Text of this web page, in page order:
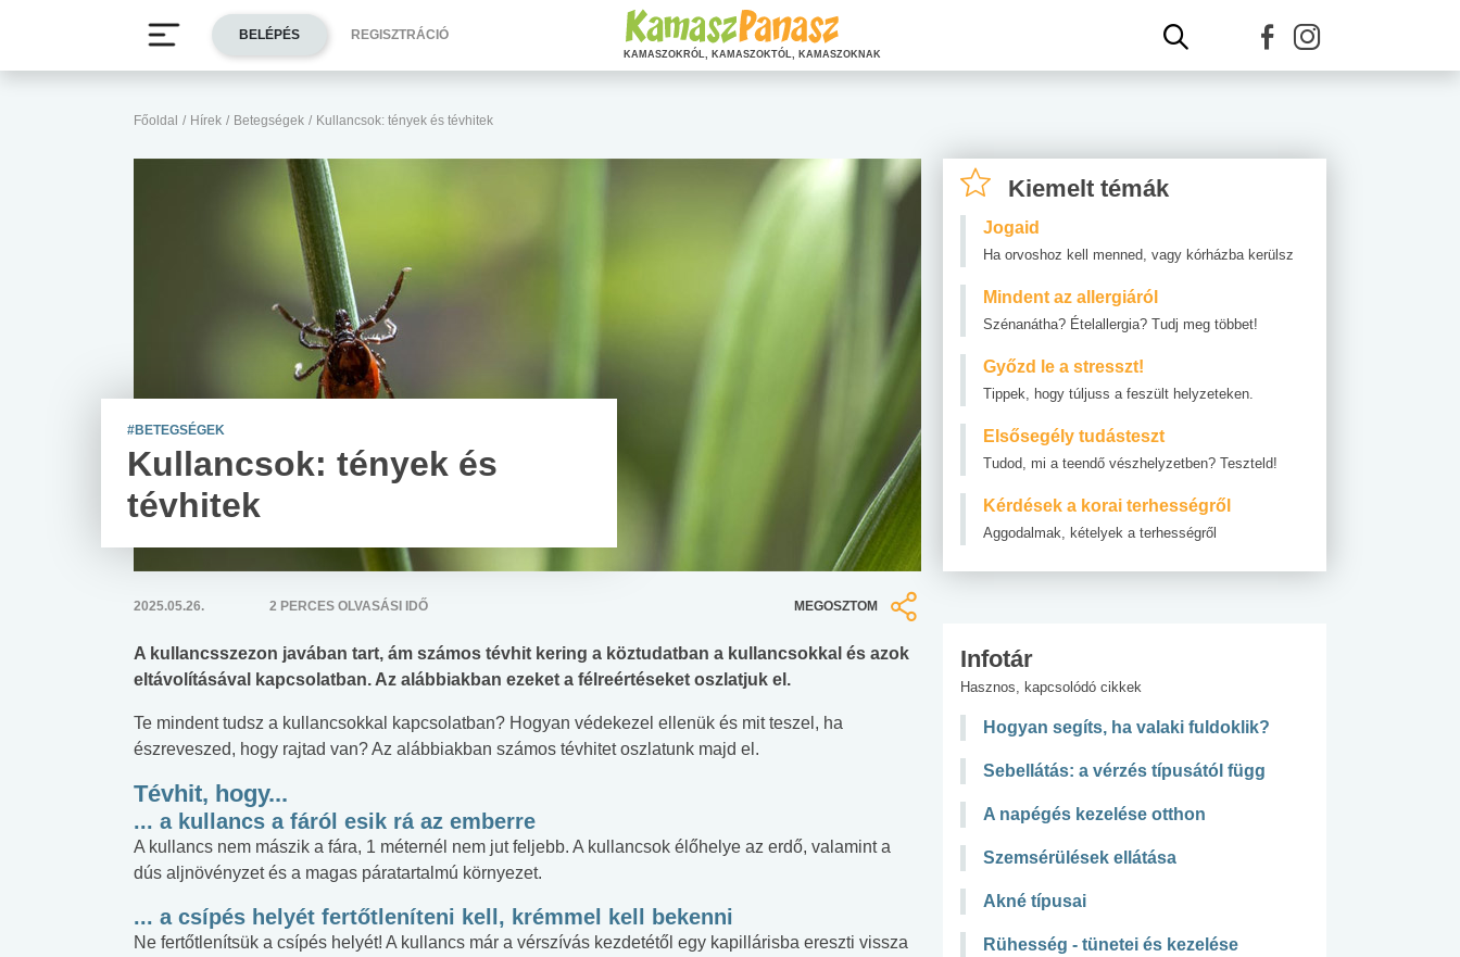
Főoldal / Hírek / Betegségek / Kullancsok: tények és tévhitek
#BETEGSÉGEK
Kullancsok: tények és
tévhitek
2025.05.26. 2 PERCES OLVASÁSI IDŐ MEGOSZTOM
A kullancsszezon javában tart, ám számos tévhit kering a köztudatban a kullancsokkal és azok
eltávolításával kapcsolatban. Az alábbiakban ezeket a félreértéseket oszlatjuk el.
Te mindent tudsz a kullancsokkal kapcsolatban? Hogyan védekezel ellenük és mit teszel, ha
észreveszed, hogy rajtad van? Az alábbiakban számos tévhitet oszlatunk majd el.
Tévhit, hogy...
... a kullancs a fáról esik rá az emberre
A kullancs nem mászik a fára, 1 méternél nem jut feljebb. A kullancsok élőhelye az erdő, valamint a
dús aljnövényzet és a magas páratartalmú környezet.
... a csípés helyét fertőtleníteni kell, krémmel kell bekenni
Ne fertőtlenítsük a csípés helyét! A kullancs már a vérszívás kezdetétől egy kapillárisba ereszti vissza
Kiemelt témák
Jogaid
Ha orvoshoz kell menned, vagy kórházba kerülsz
Mindent az allergiáról
Szénanátha? Ételallergia? Tudj meg többet!
Győzd le a stresszt!
Tippek, hogy túljuss a feszült helyzeteken.
Elsősegély tudásteszt
Tudod, mi a teendő vészhelyzetben? Teszteld!
Kérdések a korai terhességről
Aggodalmak, kételyek a terhességről
Infotár
Hasznos, kapcsolódó cikkek
Hogyan segíts, ha valaki fuldoklik?
Sebellátás: a vérzés típusától függ
A napégés kezelése otthon
Szemsérülések ellátása
Akné típusai
Rühesség - tünetei és kezelése
BELÉPÉS REGISZTRÁCIÓ
KAMASZOKRÓL, KAMASZOKTÓL, KAMASZOKNAK